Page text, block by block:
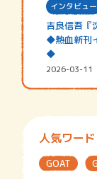
インタビュー
吉良信吾『
◆熱血新刊
◆
2026-03-11
人気ワード
GOAT